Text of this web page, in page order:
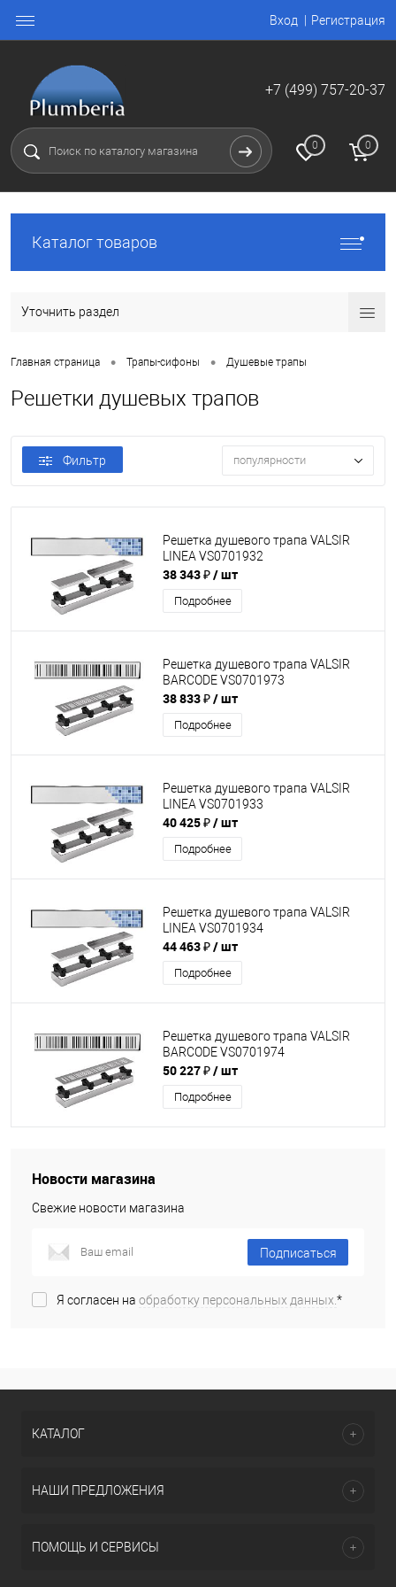
Вход Регистрация
+7 (499) 757-20-37
0 0
Каталог товаров
Уточнить раздел
Главная страница • Трапы-сифоны • Душевые трапы
Решетки душевых трапов
Фильтр популярности
Решетка душевого трапа VALSIR
LINEA VS0701932
38 343 ₽/ шт
Подробнее
Решетка душевого трапа VALSIR
BARCODE VS0701973
38 833 ₽/ шт
Подробнее
Решетка душевого трапа VALSIR
LINEA VS0701933
40 425 ₽/ шт
Подробнее
Решетка душевого трапа VALSIR
LINEA VS0701934
44 463 ₽/ шт
Подробнее
Решетка душевого трапа VALSIR
BARCODE VS0701974
50 227 ₽/ шт
Подробнее
Новости магазина
Свежие новости магазина
Подписаться
Я согласен на обработку персональных данных.*
КАТАЛОГ
НАШИ ПРЕДЛОЖЕНИЯ
ПОМОЩЬ И СЕРВИСЫ